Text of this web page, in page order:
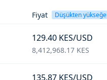
Fiyat Düşükten yükseğe
129.40 KES/USD
8,412,968.17 KES
135.87 KES/USD